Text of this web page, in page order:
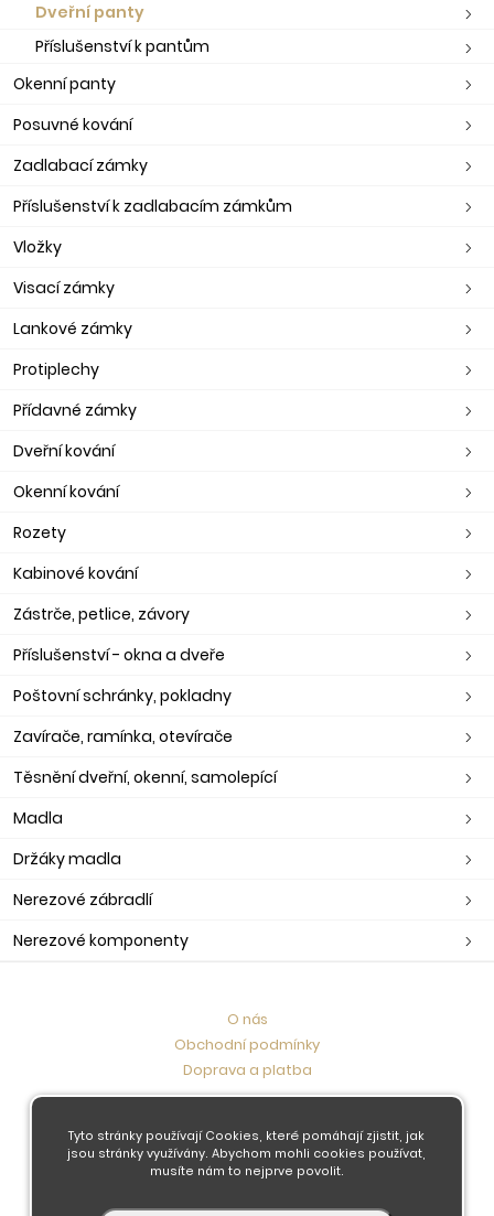
Dveřní panty
Příslušenství k pantům
Okenní panty
Posuvné kování
Zadlabací zámky
Příslušenství k zadlabacím zámkům
Vložky
Visací zámky
Lankové zámky
Protiplechy
Přídavné zámky
Dveřní kování
Okenní kování
Rozety
Kabinové kování
Zástrče, petlice, závory
Příslušenství - okna a dveře
Poštovní schránky, pokladny
Zavírače, ramínka, otevírače
Těsnění dveřní, okenní, samolepící
Madla
Držáky madla
Nerezové zábradlí
Nerezové komponenty
O nás
Obchodní podmínky
Doprava a platba
Kontaktujte nás
Tyto stránky používají Cookies, které pomáhají zjistit, jak
jsou stránky využívány. Abychom mohli cookies používat,
musíte nám to nejprve povolit.